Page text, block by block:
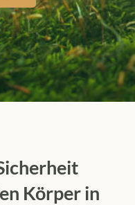
Körper in